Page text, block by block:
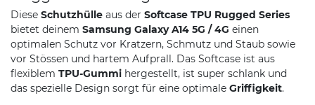
Diese Schutzhülle aus der Softcase TPU Rugged Series
bietet deinem Samsung Galaxy A14 5G / 4G einen
optimalen Schutz vor Kratzern, Schmutz und Staub sowie
vor Stössen und hartem Aufprall. Das Softcase ist aus
flexiblem TPU-Gummi hergestellt, ist super schlank und
das spezielle Design sorgt für eine optimale Griffigkeit.